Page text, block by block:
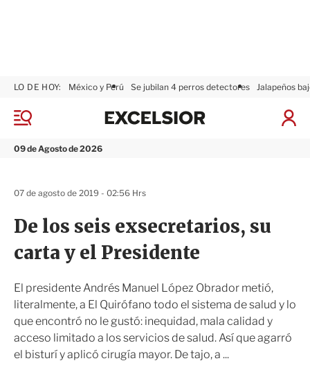
M
n
09 de Agosto de 2026
LO DE HOY: México y Perú Se jubilan 4 perros detectores Jalapeños
I
x
De los seis exsecretarios, su
carta y el Presidente
El presidente Andrés Manuel López Obrador metió,
literalmente, a El Quirófano todo el sistema de salud y lo
que encontró no le gustó: inequidad, mala calidad y
acceso limitado a los servicios de salud. Así que agarró
el bisturí y aplicó cirugía mayor. De tajo, a ...
07 de agosto de 2019 - 02:56 Hrs